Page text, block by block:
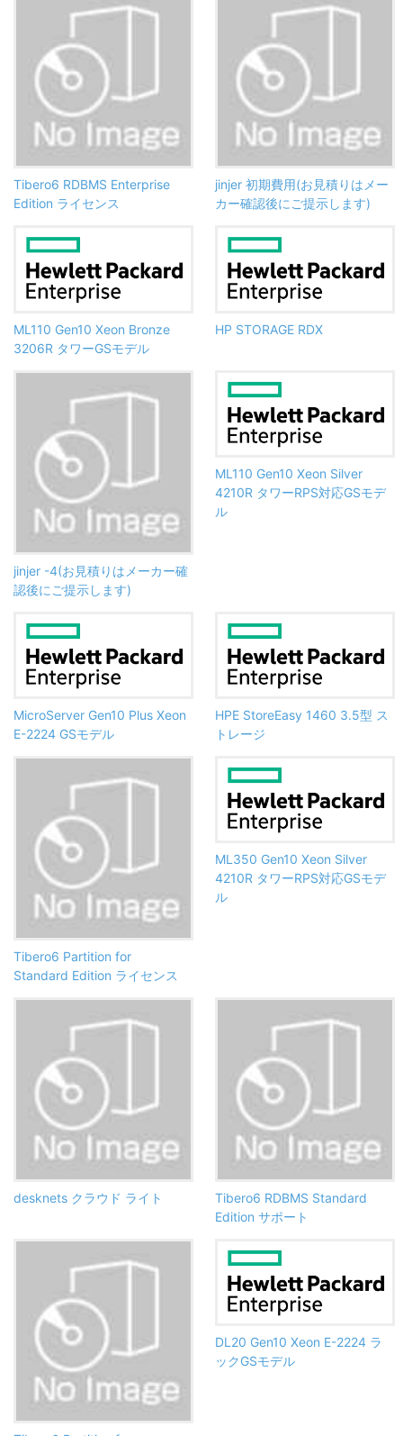
Tibero6 RDBMS Enterprise
Edition ライセンス
jinjer 初期費用(お見積りはメー
カー確認後にご提示します)
ML110 Gen10 Xeon Bronze
3206R タワーGSモデル
HP STORAGE RDX
jinjer -4(お見積りはメーカー確
認後にご提示します)
ML110 Gen10 Xeon Silver
4210R タワーRPS対応GSモデ
ル
MicroServer Gen10 Plus Xeon
E-2224 GSモデル
HPE StoreEasy 1460 3.5型 ス
トレージ
Tibero6 Partition for
Standard Edition ライセンス
ML350 Gen10 Xeon Silver
4210R タワーRPS対応GSモデ
ル
desknets クラウド ライト
Tibero6 RDBMS Standard
Edition サポート
DL20 Gen10 Xeon E-2224 ラ
ックGSモデル